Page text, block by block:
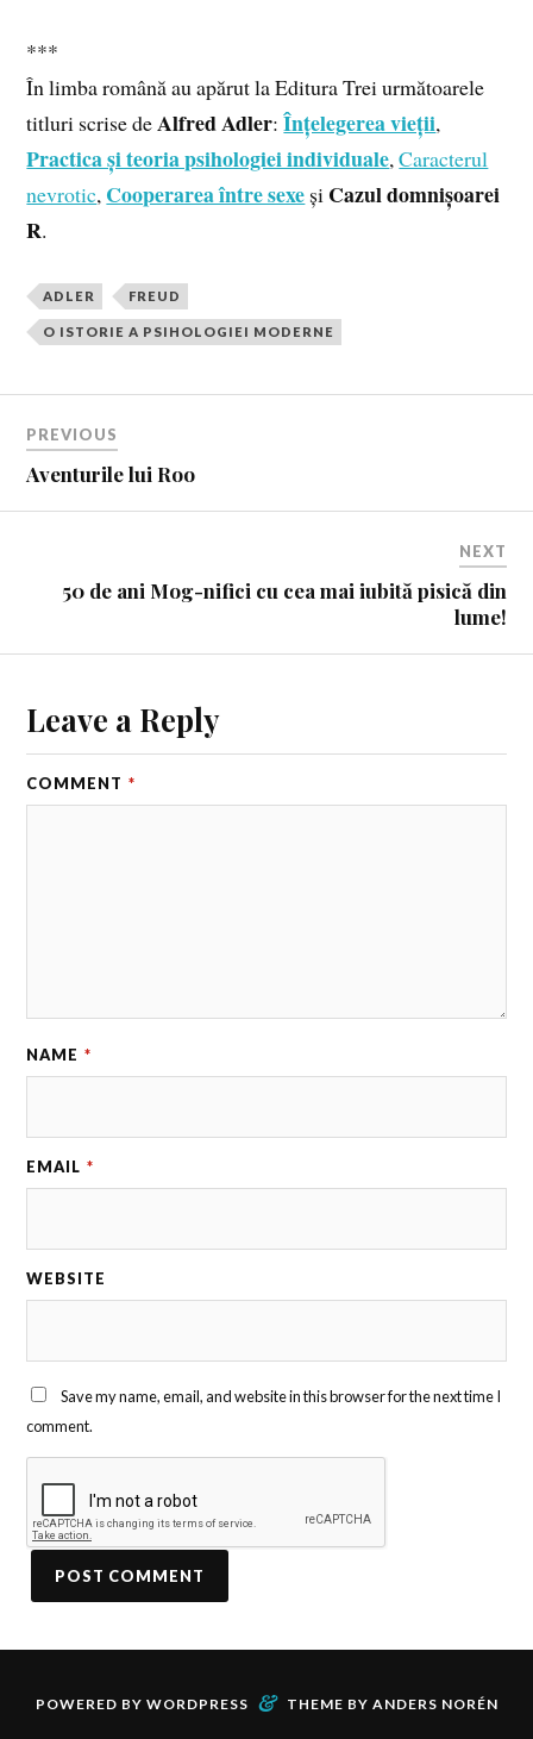
***
În limba română au apărut la Editura Trei următoarele
titluri scrise deAlfred Adler:Înțelegerea vieții,
Practica și teoria psihologiei individuale,Caracterul
nevrotic, Cooperarea între sexe și Cazul domnișoarei
R.
ADLER FREUD
O ISTORIE A PSIHOLOGIEI MODERNE
PREVIOUS
Aventurile lui Roo
NEXT
50 de ani Mog-nifici cu cea mai iubită pisică din
lume!
Leave a Reply
COMMENT *
NAME *
EMAIL *
WEBSITE
Save my name, email, and website in this browser for the next time I
comment.
POWERED BY WORDPRESS & THEME BY ANDERS NORÉN